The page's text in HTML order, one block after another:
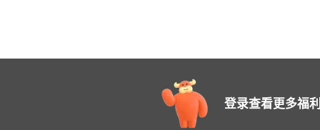
登录查看更多福